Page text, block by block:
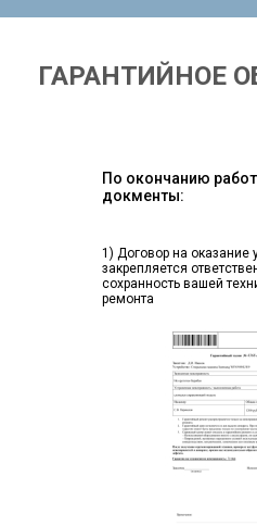
ГАРАНТИЙНОЕ
По окончанию работ
докменты:
1) Договор на оказание
закрепляется
сохранность вашей
ремонта